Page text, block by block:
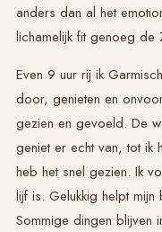
anders dan al het
lichamelijk fit genoeg de
Even 9 uur rij ik
door, genieten en
gezien en gevoeld. De
geniet er echt van, tot ik
heb het snel gezien. Ik
lijf is. Gelukkig helpt
Sommige dingen blijven